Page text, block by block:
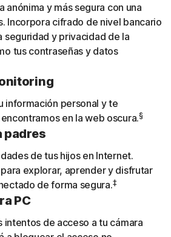
anónima y más segura con una
Incorpora cifrado de nivel bancario
seguridad y privacidad de la
tus contraseñas y datos
información personal y te
en la web oscura.§
padres
de tus hijos en Internet.
explorar, aprender y disfrutar
de forma segura.‡
PC
intentos de acceso a tu cámara